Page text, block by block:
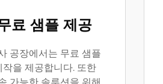
료 샘플 제공
공장에서는 무료 샘플
작을 제공합니다. 또한
가능한 솔루션을 위해